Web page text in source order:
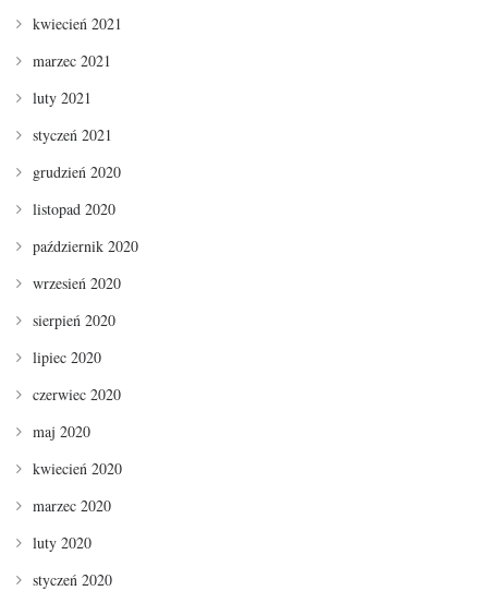
kwiecień 2021
marzec 2021
luty 2021
styczeń 2021
grudzień 2020
listopad 2020
październik 2020
wrzesień 2020
sierpień 2020
lipiec 2020
czerwiec 2020
maj 2020
kwiecień 2020
marzec 2020
luty 2020
styczeń 2020